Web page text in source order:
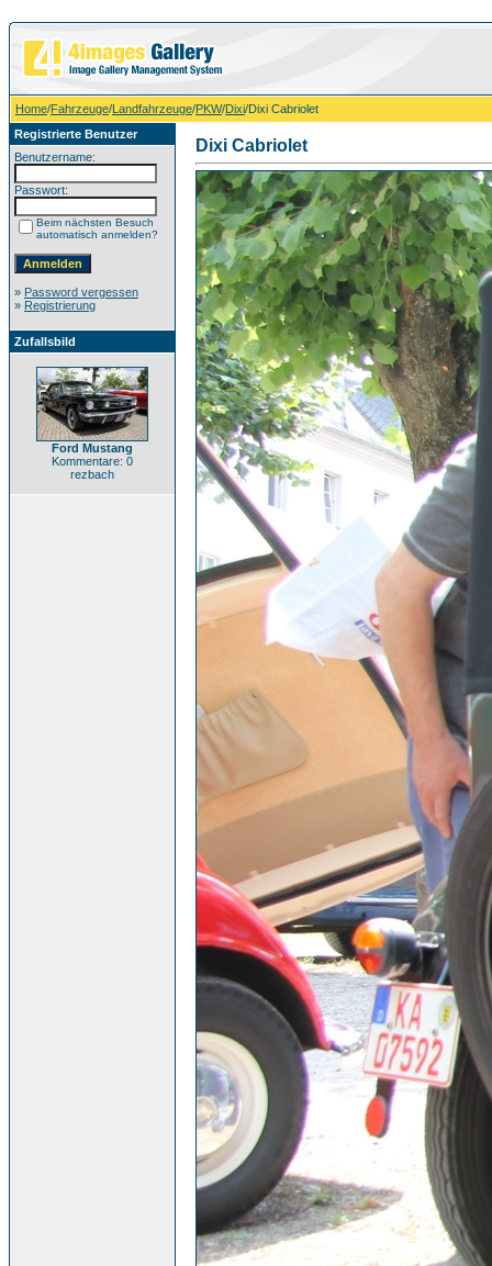
Home/Fahrzeuge/Landfahrzeuge/PKW/Dixi/Dixi Cabriolet
Registrierte Benutzer
Benutzername:
Passwort:
Beim nächsten Besuch
automatisch anmelden?
» Password vergessen
» Registrierung
Zufallsbild
Ford Mustang
Kommentare: 0
rezbach
Dixi Cabriolet